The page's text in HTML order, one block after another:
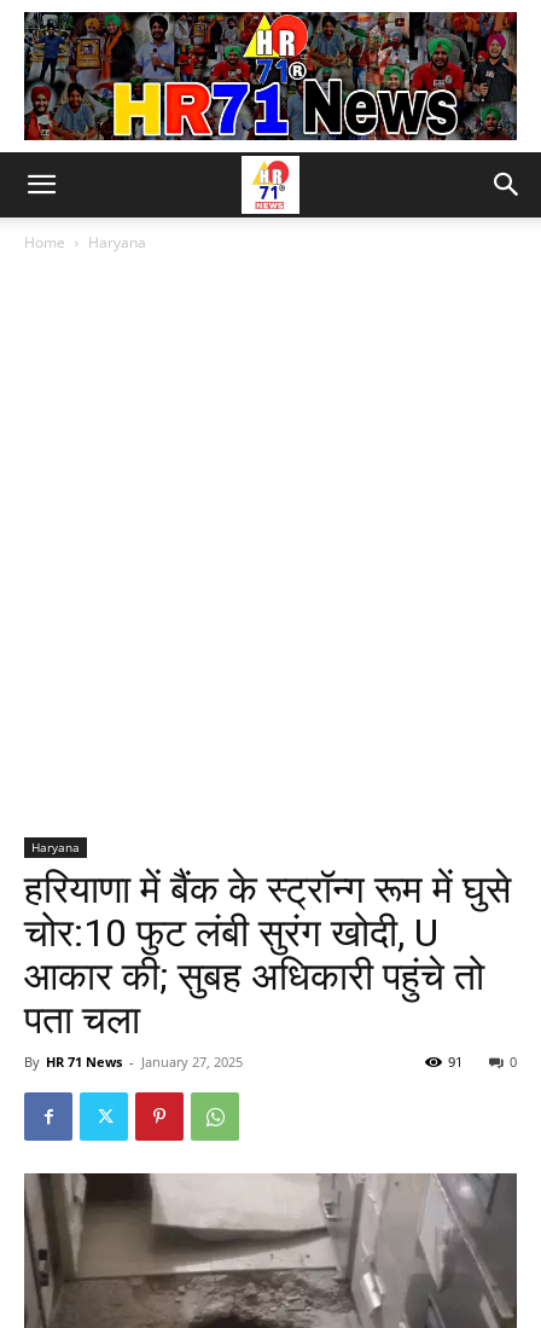
Home Haryana
Haryana
हरियाणा में बैंक के स्ट्रॉन्ग रूम में घुसे
चोर:10 फुट लंबी सुरंग खोदी, U
आकार की; सुबह अधिकारी पहुंचे तो
पता चला
By HR 71 News - January 27, 2025 0
91